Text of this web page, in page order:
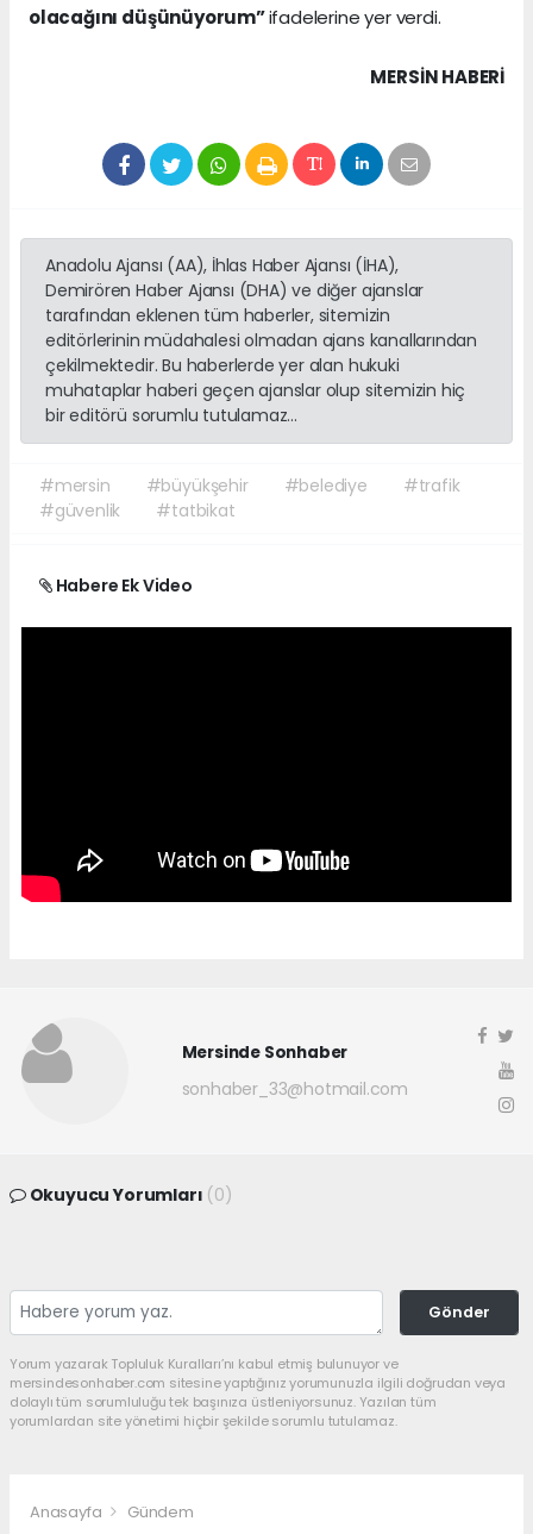
olacağını düşünüyorum”ifadelerine yer verdi.
MERSIN HABERİ
Anadolu Ajansı (AA), İhlas Haber Ajansı (İHA),
Demirören Haber Ajansı (DHA) ve diğer ajanslar
tarafından eklenen tüm haberler, sitemizin
editörlerinin müdahalesi olmadan ajans kanallarından
çekilmektedir. Bu haberlerde yer alan hukuki
muhataplar haberi geçen ajanslar olup sitemizin hiç
bir editörü sorumlu tutulamaz...
#mersin #büyükşehir #belediye
#trafik
#güvenlik
#tatbikat
Habere Ek Video
Mersinde Sonhaber
sonhaber_33@hotmail.com
Okuyucu Yorumları (0)
Gönder
Yorum yazarak Topluluk Kuralları’nı kabul etmiş bulunuyor ve
mersindesonhaber.com sitesine yaptığınız yorumunuzla ilgili doğrudan veya
dolaylı tüm sorumluluğu tek başınıza üstleniyorsunuz. Yazılan tüm
yorumlardan site yönetimi hiçbir şekilde sorumlu tutulamaz.
Anasayfa Gündem